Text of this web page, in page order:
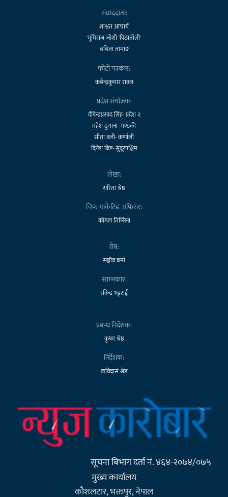
संवाददाता:
शाश्वत आचार्य
भूमिराज जोशी 'पिठातोली'
बबिता तामाङ
फोटो पत्रकार:
कबेन्द्रकुमार रावल
प्रदेश संयोजक:
दीपेन्द्रप्रसाद सिंह- प्रदेश २
महेश ढुंगाना- गण्डकी
सीता वली- कर्णाली
दिनेश बिष्ट- सुदूरपश्चिम
लेखा:
सरिता श्रेष्ठ
चिफ मार्केटिङ अफिसर:
कोमल तिम्सिना
वेब:
सञ्जीव बर्मा
स्तम्भकार:
रविन्द्र भट्टराई
प्रबन्ध निर्देशक:
कृष्ण श्रेष्ठ
निर्देशक:
कविदास श्रेष्ठ
सूचना बिभाग दर्ता नं. ४६४-२०७४/०७५
मुख्य कार्यालय
कौशलटार, भक्तपुर, नेपाल